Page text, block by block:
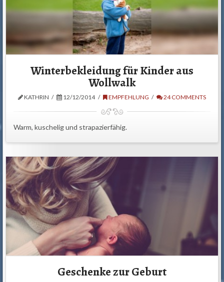
Winterbekleidung für Kinder aus
Wollwalk
KATHRIN 12/12/2014 EMPFEHLUNG 24 COMMENTS
Warm, kuschelig und strapazierfähig.
Geschenke zur Geburt